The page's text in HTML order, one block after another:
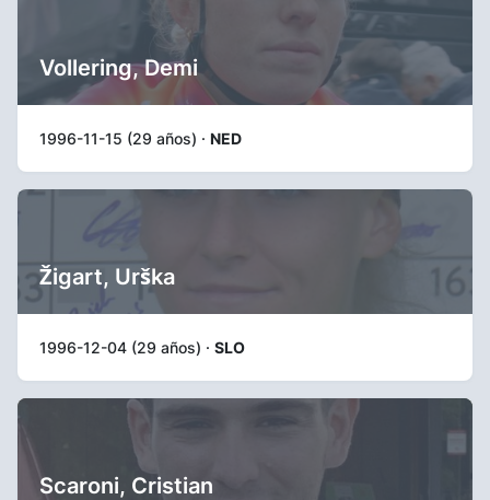
Vollering, Demi
1996-11-15 (29 años) · NED
Žigart, Urška
1996-12-04 (29 años) · SLO
Scaroni, Cristian